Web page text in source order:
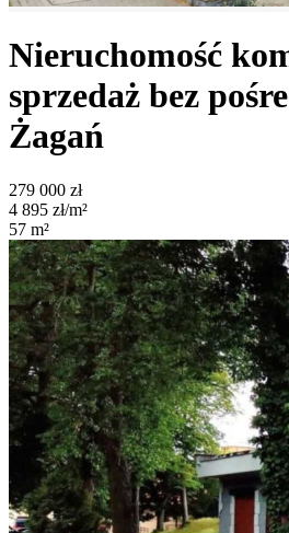
Nieruchomość
sprzedaż bez
Żagań
279 000 zł
4 895 zł/m²
57 m²